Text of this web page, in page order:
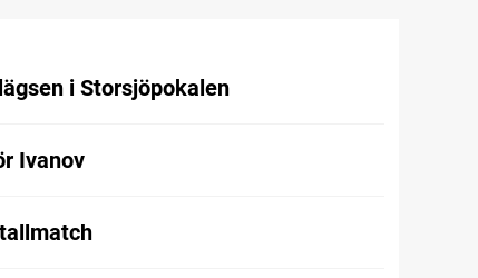
i Storsjöpokalen
Ivanov